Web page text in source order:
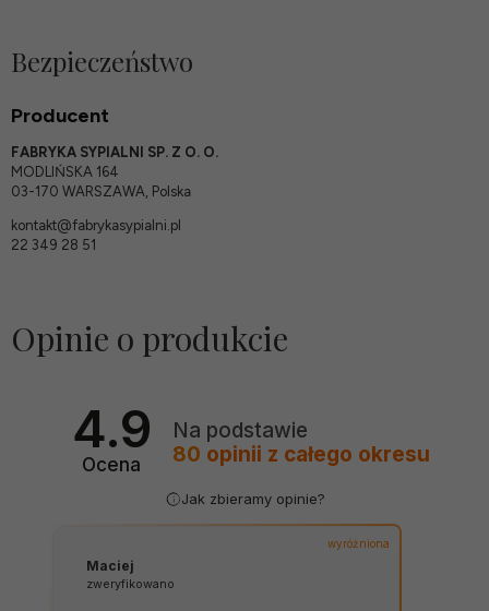
Bezpieczeństwo
Producent
FABRYKA SYPIALNI SP. Z O. O.
MODLIŃSKA 164
03-170 WARSZAWA, Polska
kontakt@fabrykasypialni.pl
22 349 28 51
Opinie o produkcie
4.9
Ocena
Na podstawie
80 opinii z całego okresu
Jak zbieramy opinie?
wyróżniona
Maciej
zweryfikowano